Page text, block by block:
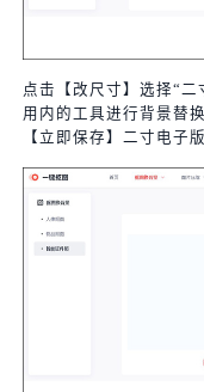
点击【改尺寸】选择“
用内的工具进行背景替
【立即保存】二寸电子